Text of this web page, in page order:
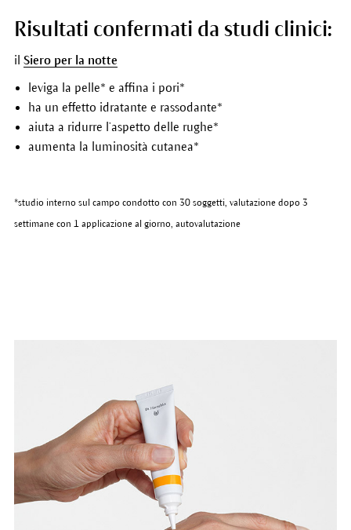
Risultati confermati da studi clinici:
il Siero per la notte
leviga la pelle* e affina i pori*
ha un effetto idratante e rassodante*
aiuta a ridurre l’aspetto delle rughe*
aumenta la luminosità cutanea*
*studio interno sul campo condotto con 30 soggetti, valutazione dopo 3
settimane con 1 applicazione al giorno, autovalutazione